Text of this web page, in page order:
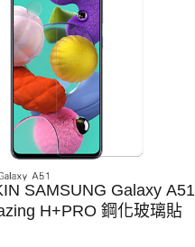
SAMSUNG Galaxy A51
H+PRO 鋼化玻璃貼